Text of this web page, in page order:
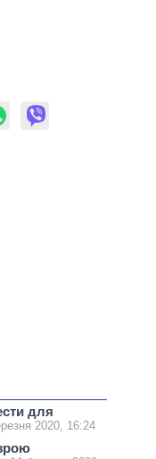
для
2020, 16:24